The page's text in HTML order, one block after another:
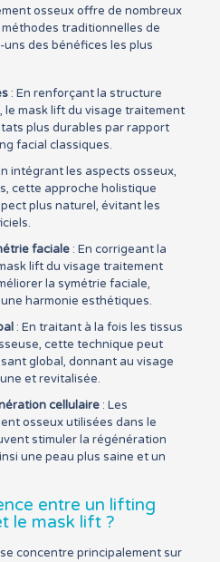
osseux offre de nombreux
traditionnelles de
des bénéfices les plus
: En renforçant la structure
le mask lift du visage traitement
plus durables par rapport
facial classiques.
intégrant les aspects osseux,
cette approche holistique
plus naturel, évitant les
faciale: En corrigeant la
lift du visage traitement
la symétrie faciale,
harmonie esthétiques.
: En traitant à la fois les tissus
cette technique peut
global, donnant au visage
et revitalisée.
cellulaire: Les
osseux utilisées dans le
stimuler la régénération
une peau plus saine et un
entre un lifting
le mask lift ?
concentre principalement sur